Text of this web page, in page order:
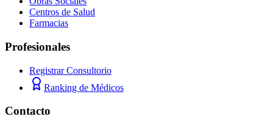
Centros de Salud
Farmacias
Profesionales
Registrar Consultorio
Ranking de Médicos
Contacto